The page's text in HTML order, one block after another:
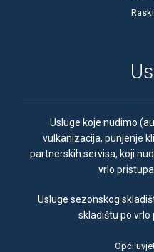
Usluge koje nudimo
vulkanizacija, punjenje
partnerskih servisa, koji
vrlo
Usluge sezonskog
skladištu po vrlo
Opći